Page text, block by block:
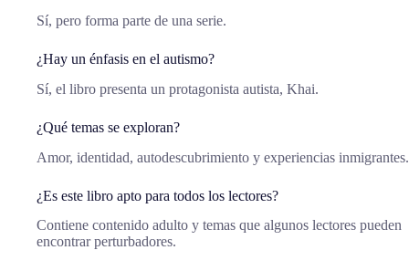
Sí, pero forma parte de una serie.
¿Hay un énfasis en el autismo?
Sí, el libro presenta un protagonista autista, Khai.
¿Qué temas se exploran?
Amor, identidad, autodescubrimiento y experiencias inmigrantes.
¿Es este libro apto para todos los lectores?
Contiene contenido adulto y temas que algunos lectores pueden
encontrar perturbadores.